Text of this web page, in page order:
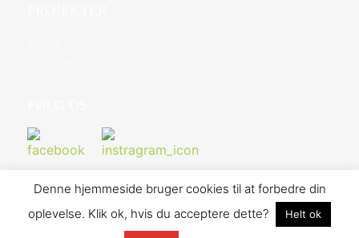
©2026 Danske Baptisters Spejderkorps | Design og udvikling afMemoo Webbureau
- Hosted af Bo-we webbureau
Denne hjemmeside bruger cookies til at forbedre din
oplevelse. Klik ok, hvis du acceptere dette?
Helt ok